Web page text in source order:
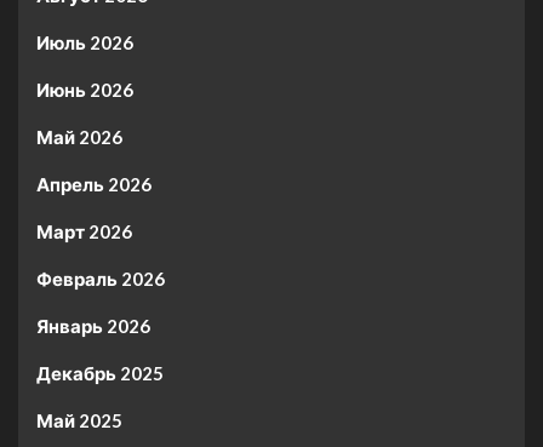
Июль 2026
Июнь 2026
Май 2026
Апрель 2026
Март 2026
Февраль 2026
Январь 2026
Декабрь 2025
Май 2025